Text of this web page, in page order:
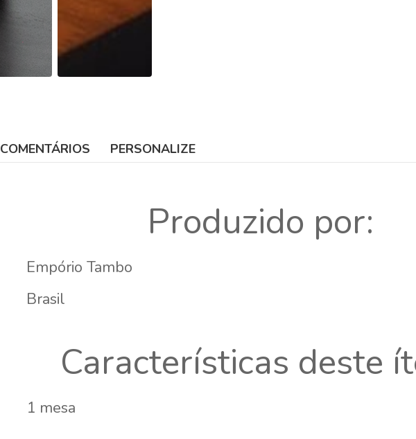
Produzido por:
Empório Tambo
Brasil
Características deste
1 mesa
COMENTÁRIOS PERSONALIZE